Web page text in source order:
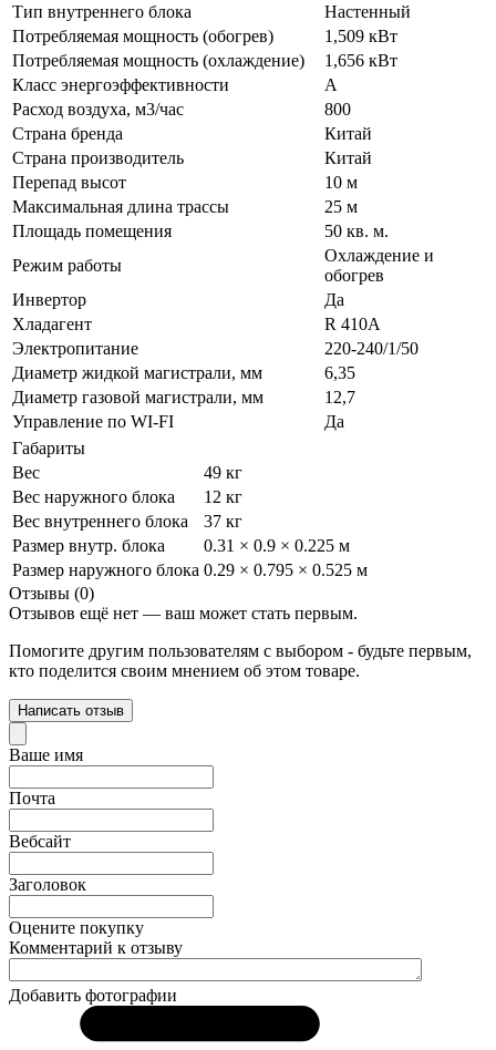
Тип внутреннего блока
Настенный
Потребляемая мощность (обогрев)
1,509 кВт
Потребляемая мощность (охлаждение)
1,656 кВт
Класс энергоэффективности
A
Расход воздуха, м3/час
800
Страна бренда
Китай
Страна производитель
Китай
Перепад высот
10 м
Максимальная длина трассы
25 м
Площадь помещения
50 кв. м.
Режим работы
Охлаждение и
обогрев
Инвертор
Да
Хладагент
R 410A
Электропитание
220-240/1/50
Диаметр жидкой магистрали, мм
6,35
Диаметр газовой магистрали, мм
12,7
Управление по WI-FI
Да
Габариты
Вес
49 кг
Вес наружного блока
12 кг
Вес внутреннего блока
37 кг
Размер внутр. блока
0.31 × 0.9 × 0.225 м
Размер наружного блока 0.29 × 0.795 × 0.525 м
Отзывы (0)
Отзывов ещё нет — ваш может стать первым.
Помогите другим пользователям с выбором - будьте первым,
кто поделится своим мнением об этом товаре.
Написать отзыв
Ваше имя
Почта
Вебсайт
Заголовок
Оцените покупку
Комментарий к отзыву
Добавить фотографии